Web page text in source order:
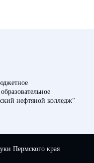
нефтяной колледж"
Пермского края